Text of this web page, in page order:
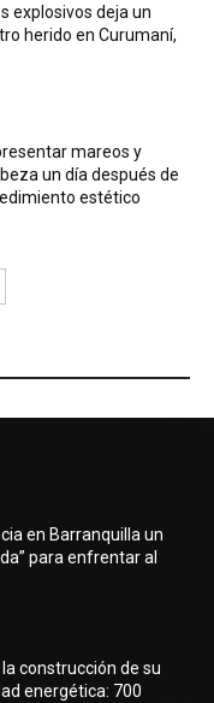
explosivos deja un
herido en Curumaní,
mareos y
un día después de
estético
en Barranquilla un
para enfrentar al
construcción de su
energética: 700